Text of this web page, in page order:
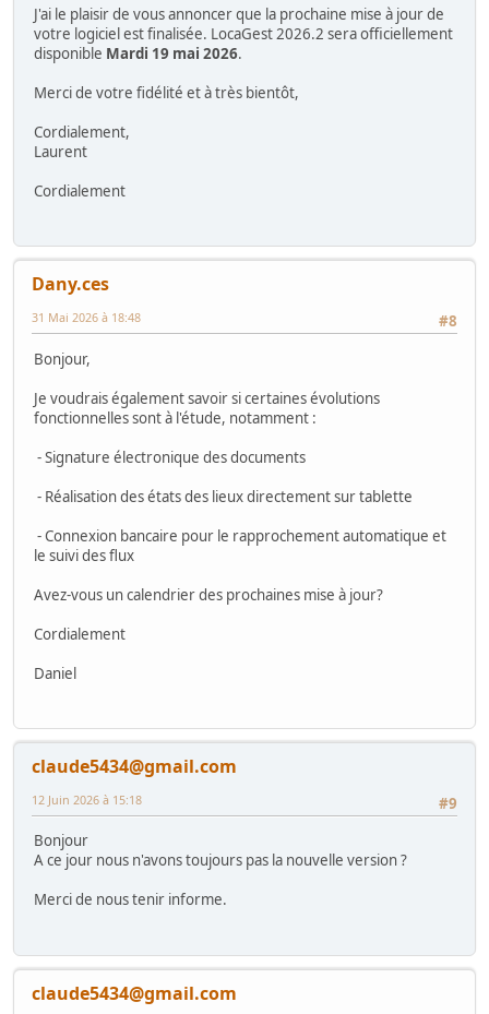
J'ai le plaisir de vous annoncer que la prochaine mise à jour de
votre logiciel est finalisée. LocaGest 2026.2 sera officiellement
disponible Mardi 19 mai 2026.
Merci de votre fidélité et à très bientôt,
Cordialement,
Laurent
Cordialement
Dany.ces
#8
31 Mai 2026 à 18:48
Bonjour,
Je voudrais également savoir si certaines évolutions
fonctionnelles sont à l'étude, notamment :
- Signature électronique des documents
- Réalisation des états des lieux directement sur tablette
- Connexion bancaire pour le rapprochement automatique et
le suivi des flux
Avez-vous un calendrier des prochaines mise à jour?
Cordialement
Daniel
claude5434@gmail.com
#9
12 Juin 2026 à 15:18
Bonjour
A ce jour nous n'avons toujours pas la nouvelle version ?
Merci de nous tenir informe.
claude5434@gmail.com